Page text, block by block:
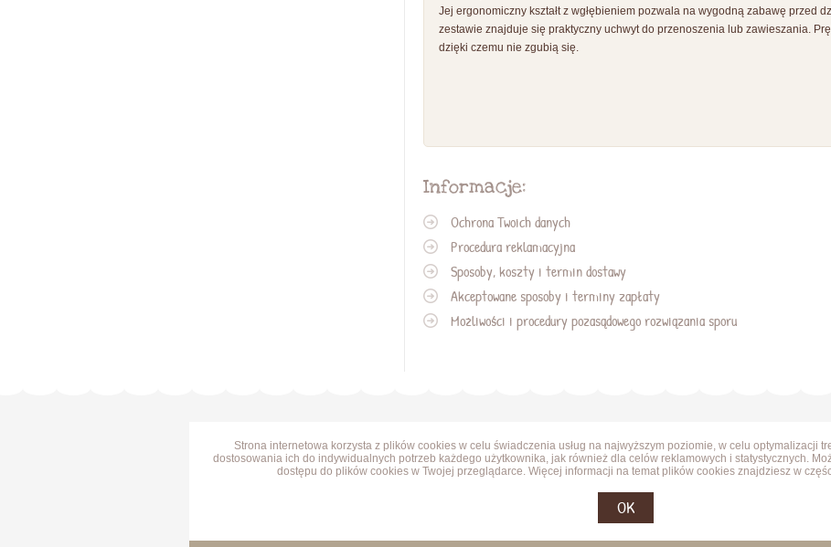
Jej ergonomiczny kształt z wgłębieniem pozwala na wygodną zabawę przed
zestawie znajduje się praktyczny uchwyt do przenoszenia lub zawieszania.
dzięki czemu nie zgubią się.
Informacje:
Ochrona Twoich danych
Procedura reklamacyjna
Sposoby, koszty i termin dostawy
Akceptowane sposoby i terminy zapłaty
Możliwości i procedury pozasądowego rozwiązania sporu
Strona internetowa korzysta z plików cookies w celu świadczenia usług na najwyższym poziomie, w celu optymalizacji
dostosowania ich do indywidualnych potrzeb każdego użytkownika, jak również dla celów reklamowych i statystycznych.
dostępu do plików cookies w Twojej przeglądarce. Więcej informacji na temat plików cookies znajdziesz w
OK